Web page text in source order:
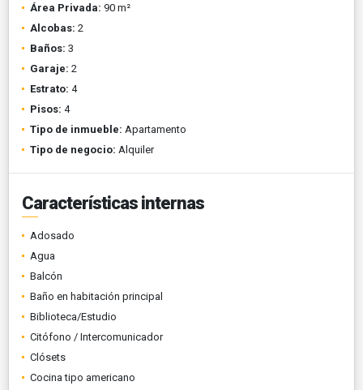
Área Privada: 90 m²
Alcobas: 2
Baños: 3
Garaje: 2
Estrato: 4
Pisos: 4
Tipo de inmueble: Apartamento
Tipo de negocio: Alquiler
Características internas
Adosado
Agua
Balcón
Baño en habitación principal
Biblioteca/Estudio
Citófono / Intercomunicador
Clósets
Cocina tipo americano